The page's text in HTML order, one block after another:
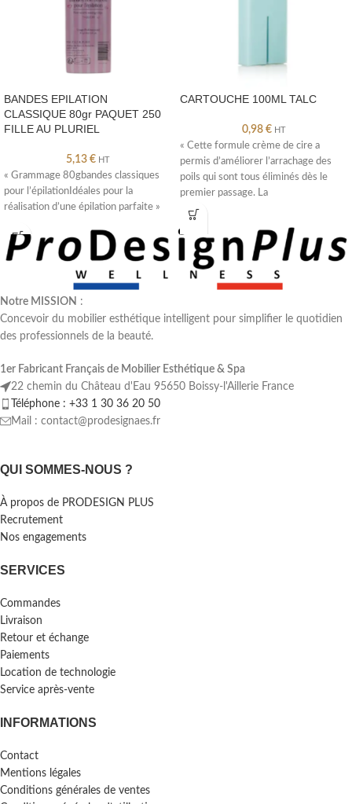
BANDES EPILATION
CLASSIQUE 80gr PAQUET 250
FILLE AU PLURIEL
5,13 € HT
« Grammage 80gbandes classiques
pour l’épilationIdéales pour la
réalisation d’une épilation parfaite »
CARTOUCHE 100ML TALC
0,98 € HT
« Cette formule crème de cire a
permis d’améliorer l’arrachage des
poils qui sont tous éliminés dès le
premier passage. La
Notre MISSION :
Concevoir du mobilier esthétique intelligent pour simplifier le quotidien
des professionnels de la beauté.
1er Fabricant Français de Mobilier Esthétique & Spa
22 chemin du Château d'Eau 95650 Boissy-l'Aillerie France
Téléphone : +33 1 30 36 20 50
Mail : contact@prodesignaes.fr
QUI SOMMES-NOUS ?
À propos de PRODESIGN PLUS
Recrutement
Nos engagements
SERVICES
Commandes
Livraison
Retour et échange
Paiements
Location de technologie
Service après-vente
INFORMATIONS
Contact
Mentions légales
Conditions générales de ventes